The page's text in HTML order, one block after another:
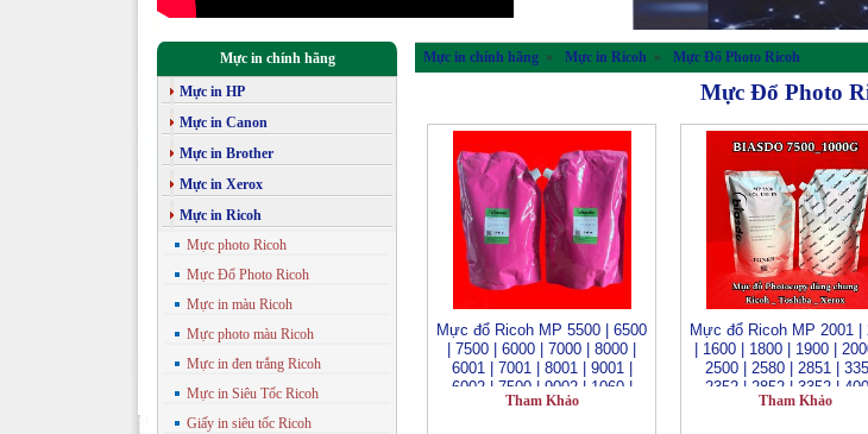
Mực in chính hãng
Mực in HP
Mực in Canon
Mực in Brother
Mực in Xerox
Mực in Ricoh
Mực photo Ricoh
Mực Đổ Photo Ricoh
Mực in màu Ricoh
Mực photo màu Ricoh
Mực in đen trắng Ricoh
Mực in Siêu Tốc Ricoh
Giấy in siêu tốc Ricoh
Mực in chính hãng » Mực in Ricoh » Mực Đổ Photo Ricoh
Mực Đổ Photo
Mực đổ Ricoh MP 5500 | 6500
| 7500 | 6000 | 7000 | 8000 |
6001 | 7001 | 8001 | 9001 |
6002 | 7500 | 9002 | 1060 |
1075 | 2051 | 2060 | 2075
Tham Khảo
Mực đổ Ricoh MP 2001 |
| 1600 | 1800 | 1900 |
2500 | 2580 | 2851 |
2352 | 2852 | 3352 |
4001 | 5000 |Tham Khảo